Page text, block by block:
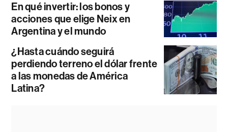
En qué invertir: los bonos y
acciones que elige Neix en
Argentina y el mundo
¿Hasta cuándo seguirá
perdiendo terreno el dólar frente
a las monedas de América
Latina?